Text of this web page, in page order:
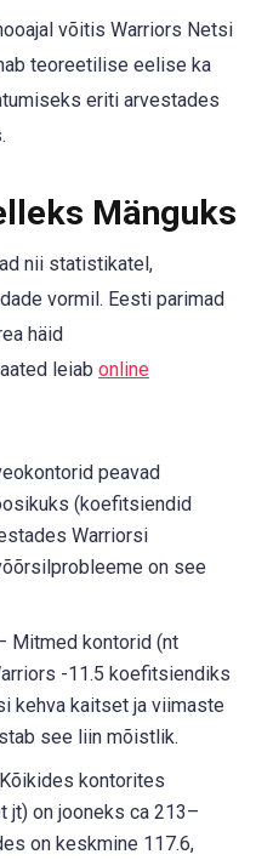
võitis Warriors Netsi
teoreetilise eelise ka
eriti arvestades
Mänguks
nii statistikatel,
vormil. Eesti parimad
häid
leiab online
peavad
(koefitsiendid
Warriorsi
on see
Mitmed kontorid (nt
-11.5 koefitsiendiks
kehva kaitset ja viimaste
see liin mõistlik.
kontorites
jt) on jooneks ca 213–
on keskmine 117.6,